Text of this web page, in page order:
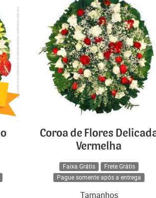
Coroa de Flores
Vermelha
Faixa Grátis
Frete Grátis
Pague somente após a entrega
Tamanhos